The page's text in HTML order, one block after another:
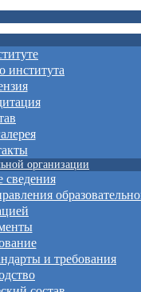
института
организации
и требования